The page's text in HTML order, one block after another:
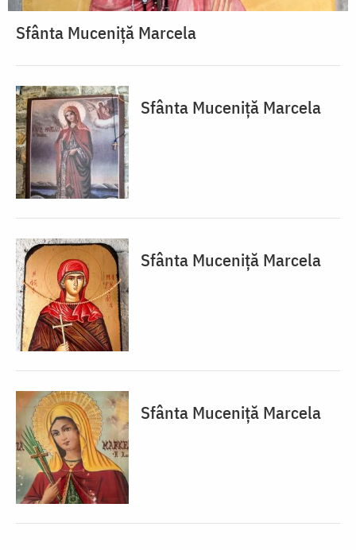
Sfânta Muceniță Marcela
Sfânta Muceniță Marcela
Sfânta Muceniță Marcela
Sfânta Muceniță Marcela